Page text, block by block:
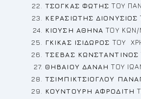
ΤΣΟΓΚΑΣ ΦΩΤΗΣ ΤΟΥ
ΚΕΡΑΣΙΩΤΗΣ ΔΙΟΝΥΣΙΟΣ
ΚΙΟΥΣΗ ΑΘΗΝΑΤΟΥ ΚΩΝ/
ΓΚΙΚΑΣ ΙΣΙΔΩΡΟΣ ΤΟΥ
ΤΣΕΒΑΣ ΚΩΝΣΤΑΝΤΙΝΟΣ
ΘΗΒΑΙΟΥ ΔΑΝΑΗ ΤΟΥ
ΤΣΙΜΠΙΚΤΣΙΟΓΛΟΥ
ΚΟΥΝΤΟΥΡΗ ΑΦΡΟΔΙΤΗ